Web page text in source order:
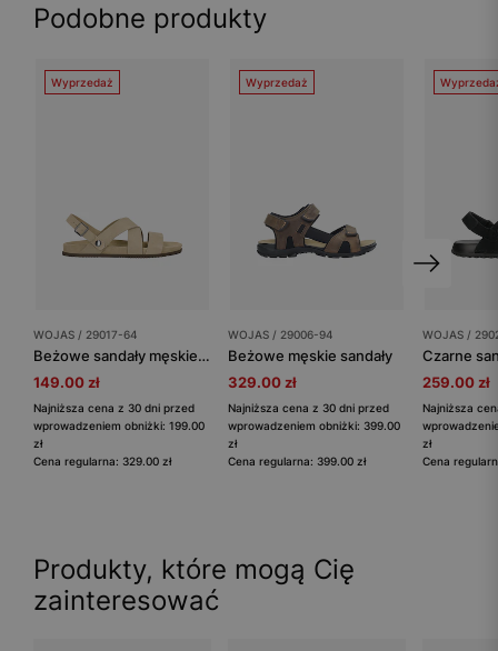
Podobne produkty
Wyprzedaż
WOJAS / 29017-64
Beżowe sandały męskie z dwoiny
149.00 zł
Najniższa cena z 30 dni przed
wprowadzeniem obniżki: 199.00
zł
Cena regularna: 329.00 zł
Wyprzedaż
WOJAS / 29006-94
Beżowe męskie sandały
329.00 zł
Najniższa cena z 30 dni przed
wprowadzeniem obniżki: 399.00
zł
Cena regularna: 399.00 zł
WOJAS /
259.00 zł
Najniższa
zł
Cena
Produkty, które mogą Cię
zainteresować